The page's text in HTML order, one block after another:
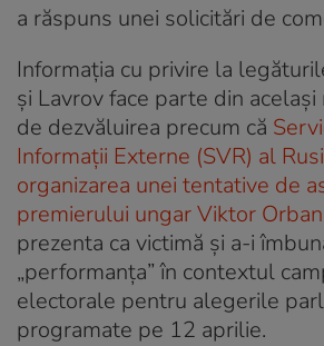
a răspuns unei solicitări de
Informația cu privire la
și Lavrov face parte din
de dezvăluirea precum că
Informații Externe (SVR) al
organizarea unei tentative de
premierului ungar Viktor Orban
prezenta ca victimă și a-i
„performanța” în contextul
electorale pentru alegerile
programate pe 12 aprilie.